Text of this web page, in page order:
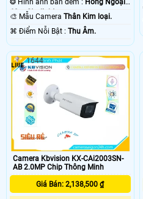
❂ Hình ảnh ban đêm : Hồng Ngoại
60m Starlight.
🎨 Mẫu Camera Thân Kim loại.
️⌘ Điểm Nỗi Bật : Thu Âm.
Camera Kbvision KX-CAi2003SN-
AB 2.0MP Chip Thông Minh
Giá Bán: 2,138,500 ₫
1644